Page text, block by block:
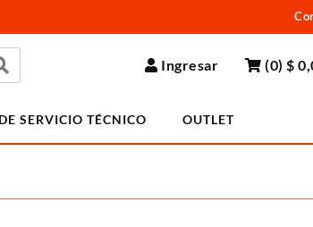
Ingresar (0)$
SERVICIO TÉCNICO OUTLET